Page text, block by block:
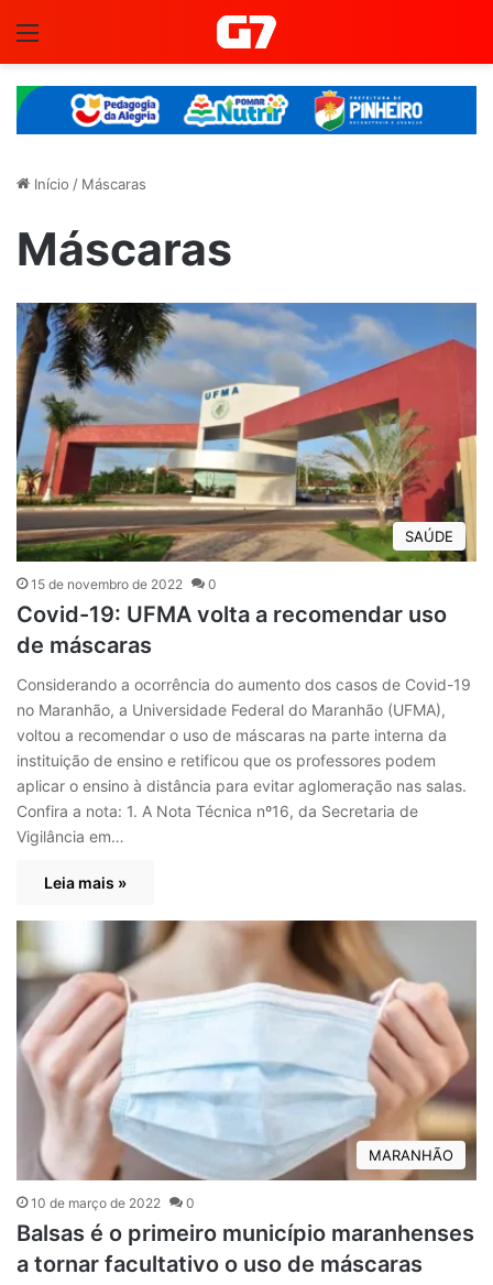
Início / Máscaras
Máscaras
SAÚDE
15 de novembro de 2022 0
Covid-19: UFMA volta a recomendar uso
de máscaras
Considerando a ocorrência do aumento dos casos de Covid-19
no Maranhão, a Universidade Federal do Maranhão (UFMA),
voltou a recomendar o uso de máscaras na parte interna da
instituição de ensino e retificou que os professores podem
aplicar o ensino à distância para evitar aglomeração nas salas.
Confira a nota: 1. A Nota Técnica nº16, da Secretaria de
Vigilância em…
Leia mais »
MARANHÃO
10 de março de 2022 0
Balsas é o primeiro município maranhenses
a tornar facultativo o uso de máscaras